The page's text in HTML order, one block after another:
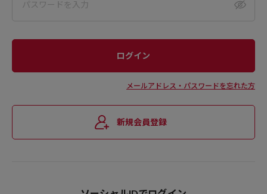
メールアドレス・パスワードを忘れた方
新規会員登録